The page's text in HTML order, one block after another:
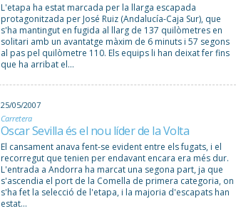
L'etapa ha estat marcada per la llarga escapada
protagonitzada per José Ruiz (Andalucía-Caja Sur), que
s'ha mantingut en fugida al llarg de 137 quilòmetres en
solitari amb un avantatge màxim de 6 minuts i 57 segons
al pas pel quilòmetre 110. Els equips li han deixat fer fins
que ha arribat el...
25/05/2007
Carretera
Oscar Sevilla és el nou líder de la Volta
El cansament anava fent-se evident entre els fugats, i el
recorregut que tenien per endavant encara era més dur.
L'entrada a Andorra ha marcat una segona part, ja que
s'ascendia el port de la Comella de primera categoria, on
s'ha fet la selecció de l'etapa, i la majoria d'escapats han
estat...